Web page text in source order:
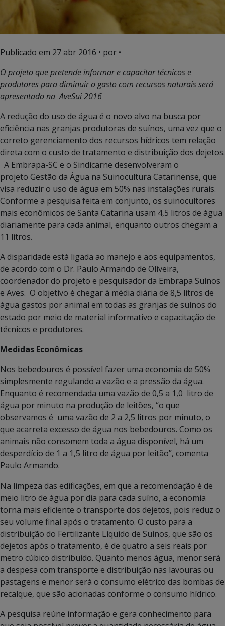
Publicado em 27 abr 2016 • por •
O projeto que pretende informar e capacitar técnicos e
produtores para diminuir o gasto com recursos naturais será
apresentado na AveSui 2016
A redução do uso de água é o novo alvo na busca por
eficiência nas granjas produtoras de suínos, uma vez que o
correto gerenciamento dos recursos hídricos tem relação
direta com o custo de tratamento e distribuição dos dejetos.
A Embrapa-SC e o Sindicarne desenvolveram o
projeto Gestão da Água na Suinocultura Catarinense, que
visa reduzir o uso de água em 50% nas instalações rurais.
Conforme a pesquisa feita em conjunto, os suinocultores
mais econômicos de Santa Catarina usam 4,5 litros de água
diariamente para cada animal, enquanto outros chegam a
11 litros.
A disparidade está ligada ao manejo e aos equipamentos,
de acordo com o Dr. Paulo Armando de Oliveira,
coordenador do projeto e pesquisador da Embrapa Suínos
e Aves. O objetivo é chegar à média diária de 8,5 litros de
água gastos por animal em todas as granjas de suínos do
estado por meio de material informativo e capacitação de
técnicos e produtores.
Medidas Econômicas
Nos bebedouros é possível fazer uma economia de 50%
simplesmente regulando a vazão e a pressão da água.
Enquanto é recomendada uma vazão de 0,5 a 1,0 litro de
água por minuto na produção de leitões, “o que
observamos é uma vazão de 2 a 2,5 litros por minuto, o
que acarreta excesso de água nos bebedouros. Como os
animais não consomem toda a água disponível, há um
desperdício de 1 a 1,5 litro de água por leitão”, comenta
Paulo Armando.
Na limpeza das edificações, em que a recomendação é de
meio litro de água por dia para cada suíno, a economia
torna mais eficiente o transporte dos dejetos, pois reduz o
seu volume final após o tratamento. O custo para a
distribuição do Fertilizante Líquido de Suínos, que são os
dejetos após o tratamento, é de quatro a seis reais por
metro cúbico distribuído. Quanto menos água, menor será
a despesa com transporte e distribuição nas lavouras ou
pastagens e menor será o consumo elétrico das bombas de
recalque, que são acionadas conforme o consumo hídrico.
A pesquisa reúne informação e gera conhecimento para